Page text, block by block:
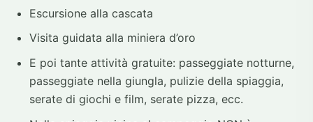
Escursione alla cascata
Visita guidata alla miniera d’oro
E poi tante attività gratuite: passeggiate notturne,
passeggiate nella giungla, pulizie della spiaggia,
serate di giochi e film, serate pizza, ecc.